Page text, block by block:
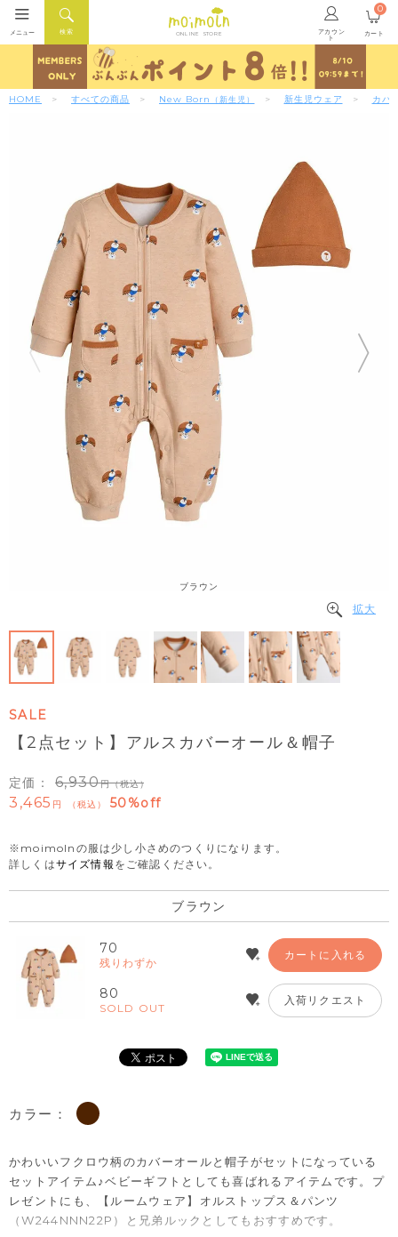
ONLINE STORE アカウン
ト
検索
メニュー カート
0
HOME すべての商品 New Born （新生児） 新生児ウェア カバ
ブラウン
拡大
SALE
【2点セット】アルスカバーオール＆帽子
定価： 6,930 （税込）
3,465 税込 50%off
※moimolnの服は少し小さめのつくりになります。
詳しくはサイズ情報 をご確認ください。
ブラウン
70
残りわずか
カートに入れる
80
SOLD OUT
入荷リクエスト
カラー：
かわいいフクロウ柄のカバーオールと帽子がセットになっている
セットアイテム♪ベビーギフトとしても喜ばれるアイテムです。プ
レゼントにも、【ルームウェア】オルストップス＆パンツ
（W244NNN22P）と兄弟ルックとしてもおすすめです。